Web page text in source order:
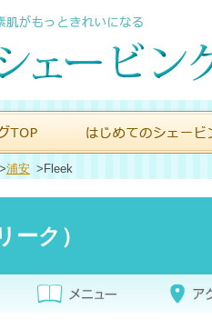
>浦安 > Fleek
ーク）